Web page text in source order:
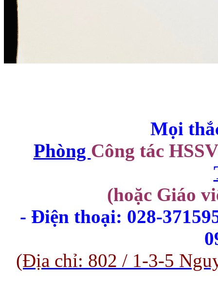
Mọi
Phòng Công tác
(hoặc Giáo
- Điện thoại: 028-
(Địa chỉ: 802 / 1-3-5